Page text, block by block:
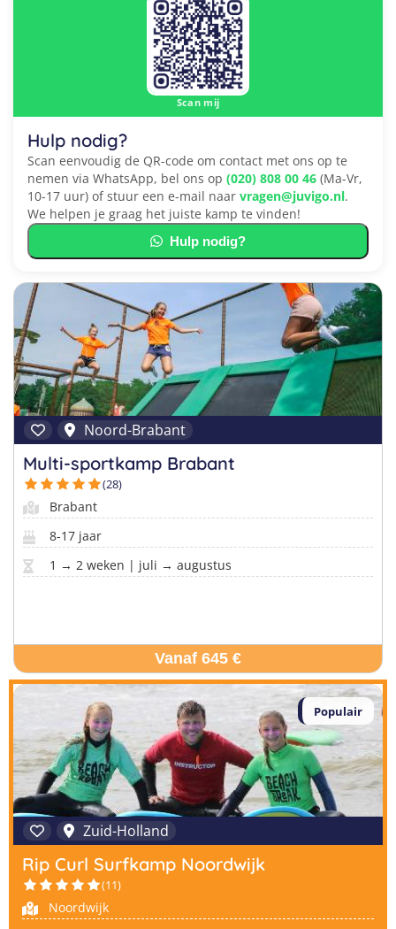
Scan mij
Hulp nodig?
Scan eenvoudig de QR-code om contact met ons op te
nemen via WhatsApp, bel ons op (020) 808 00 46 (Ma-Vr,
10-17 uur) of stuur een e-mail naar vragen@juvigo.nl.
We helpen je graag het juiste kamp te vinden!
Hulp nodig?
Noord-Brabant
Multi-sportkamp Brabant
(28)
Brabant
8-17 jaar
1 → 2 weken | juli → augustus
Vanaf 645 €
Populair
Zuid-Holland
Rip Curl Surfkamp Noordwijk
(11)
Noordwijk